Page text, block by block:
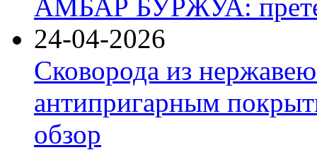
АМБАР БУРЖУА:
24-04-2026
Сковорода из
антипригарным
обзор